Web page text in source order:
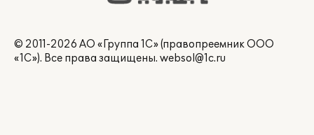
© 2011-2026 АО «Группа 1С» (правопреемник ООО
«1С»). Все права защищены. websol@1c.ru